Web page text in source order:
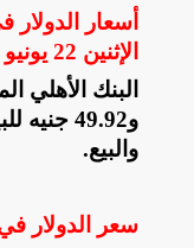
أسعار
الإثنين 22 يونيو
والبيع.
سعر الدولار